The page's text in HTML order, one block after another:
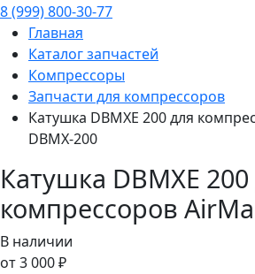
8 (999) 800-30-77
Главная
Каталог запчастей
Компрессоры
Запчасти для компрессоров
Катушка DBMXE 200 для
DBMX-200
Катушка DBMXE
компрессоров
В наличии
от 3 000 ₽